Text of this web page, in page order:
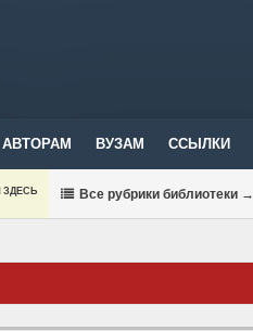
АВТОРАМ ВУЗАМ ССЫЛКИ
Все рубрики библиотеки →